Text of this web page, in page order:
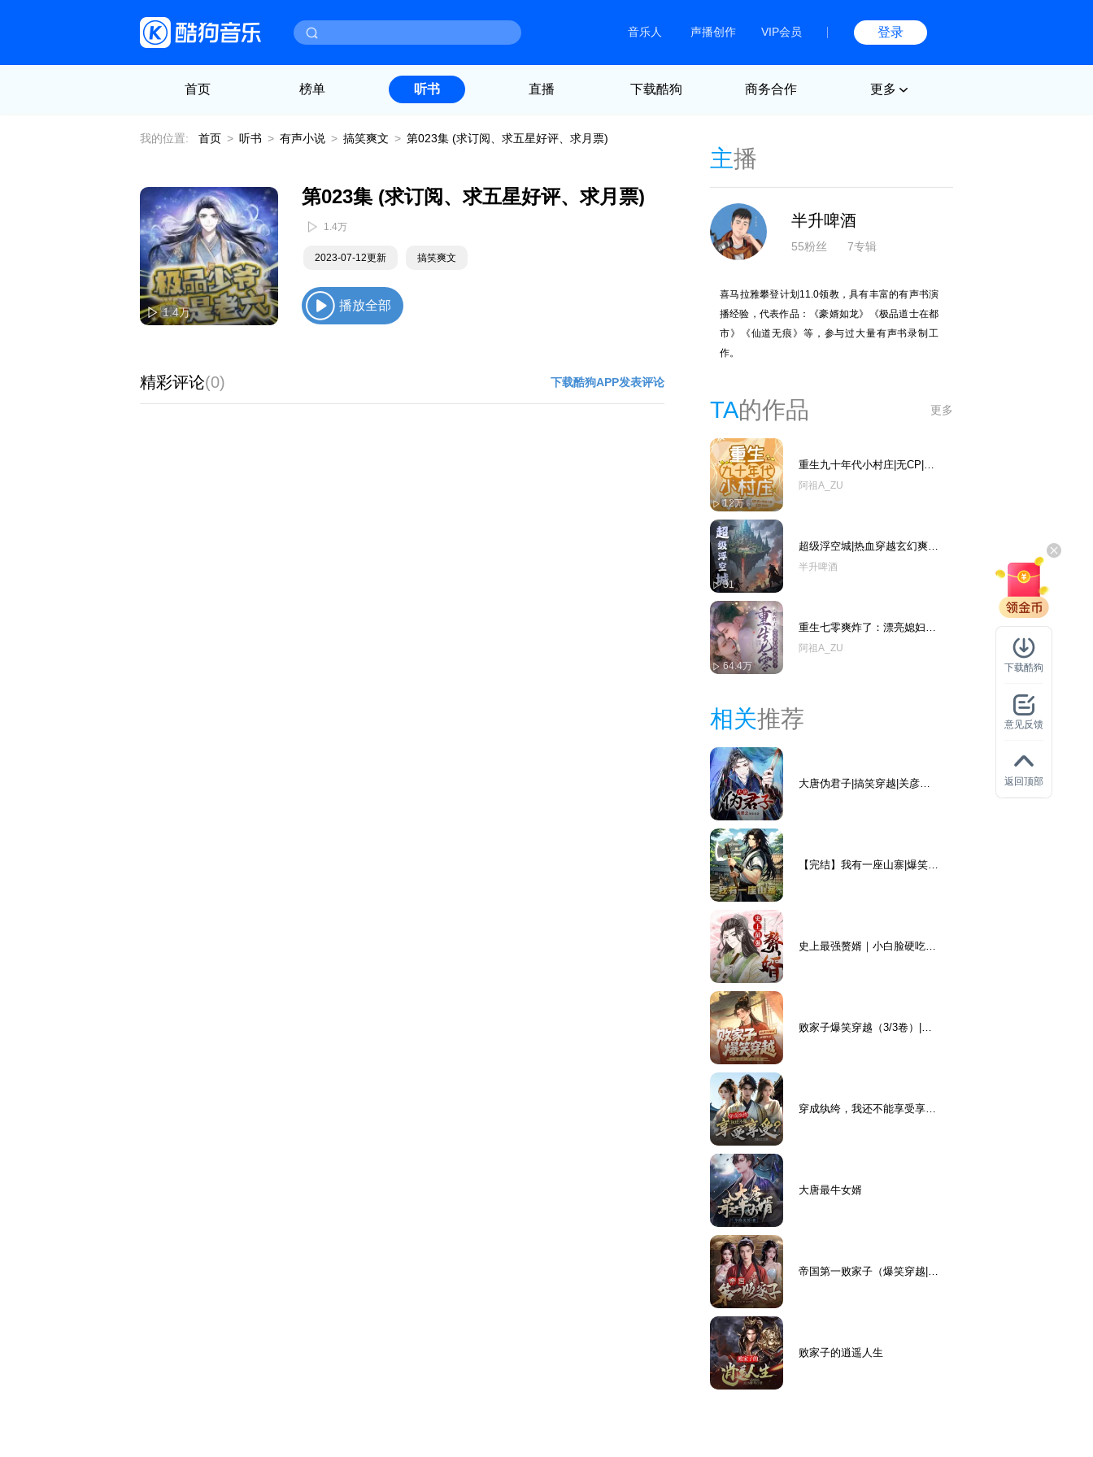
音乐人 声播创作 VIP会员 登录
首页 榜单 听书 直播 下载酷狗 商务合作 更多
我的位置: 首页 > 听书 > 有声小说 > 搞笑爽文 > 第023集 (求订阅、求五星好评、求月票)
1.4万
第023集 (求订阅、求五星好评、求月票)
1.4万
2023-07-12更新 搞笑爽文
播放全部
精彩评论(0) 下载酷狗APP发表评论
主播
半升啤酒
55粉丝 7专辑
喜马拉雅攀登计划11.0领教，具有丰富的有声书演
播经验，代表作品：《豪婿如龙》《极品道士在都
市》《仙道无痕》等，参与过大量有声书录制工
作。
TA的作品 更多
12万
重生九十年代小村庄|无CP|家
长里短|虐渣致富|精品多人
阿祖A_ZU
31
超级浮空城|热血穿越玄幻爽
文|多人有声剧
半升啤酒
64.4万
重生七零爽炸了：漂亮媳妇家
男人回来了|年代种田甜宠爽
文|多人剧
阿祖A_ZU
相关推荐
大唐伪君子|搞笑穿越|关彦之
【完结】我有一座山寨|爆笑穿
史上最强赘婿｜小白脸硬吃软
败家子爆笑穿越（3/3卷）|笑
穿成纨绔，我还不能享受享
大唐最牛女婿
帝国第一败家子（爆笑穿越|废
败家子的逍遥人生
下载酷狗
意见反馈
返回顶部